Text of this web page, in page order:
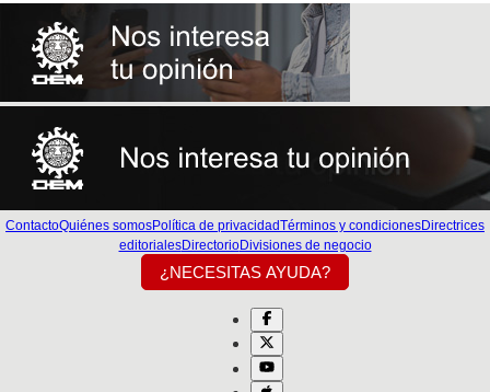
ContactoQuiénes somosPolítica de privacidadTérminos y condicionesDirectrices
editorialesDirectorioDivisiones de negocio
¿NECESITAS AYUDA?